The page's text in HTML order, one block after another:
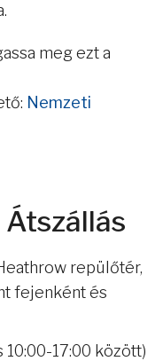
meg ezt a
Nemzeti
repülőtér,
fejenként és
10:00-17:00 között)